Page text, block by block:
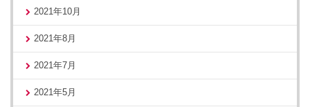
2021年10月
2021年8月
2021年7月
2021年5月